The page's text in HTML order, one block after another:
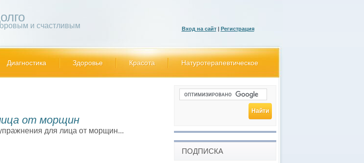
и счастливым Вход на сайт | Регистрация
Диагностика Здоровье Красота Натуротерапевтическое
от морщин
для лица от морщин...
ПОДПИСКА